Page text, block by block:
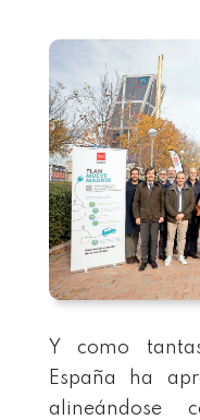
Y como
España ha
alineándose